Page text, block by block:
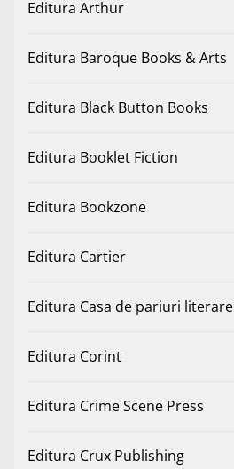
Editura Arthur
Editura Baroque Books & Arts
Editura Black Button Books
Editura Booklet Fiction
Editura Bookzone
Editura Cartier
Editura Casa de pariuri literare
Editura Corint
Editura Crime Scene Press
Editura Crux Publishing